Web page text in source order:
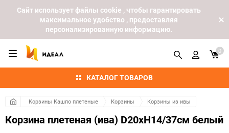
Cайт использует файлы cookie , чтобы гарантировать
максимальное удобство , предоставляя
персонализированную информацию.
КАТАЛОГ ТОВАРОВ
0
Корзины Кашпо плетеные Корзины Корзины из ивы
Корзина плетеная (ива) D20хH14/37см белый